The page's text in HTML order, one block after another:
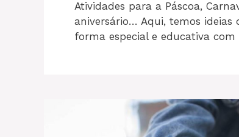
Atividades para a Páscoa,
aniversário… Aqui, temos
forma especial e educativa